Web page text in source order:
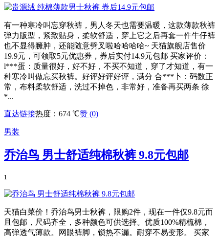
有一种寒冷叫忘穿秋裤，男人冬天也需要温暖，这款薄款秋裤
弹力版型，紧致贴身，柔软舒适，穿上它之后再套一件牛仔裤
也不显得臃肿，还能随意劈叉啦哈哈哈哈~ 天猫旗舰店售价
19.9元，可领取5元优惠券，券后实付14.9元包邮 买家评价：
l***蛋：质量很好，好不好，不买不知道，穿了才知道，有一
种寒冷叫做忘买秋裤。好评好评好评，满分 合***卜：码数正
常，布料柔软舒适，洗过不掉色，非常好，准备再买两条 徐
*...
直达链接热度：674 ℃赞 (0)
男装
乔治鸟 男士舒适纯棉秋裤 9.8元包邮
1
天猫白菜价！乔治鸟男士秋裤，限购2件，现在一件仅9.8元而
且包邮，尺码齐全，多种颜色可供选择。优质100%精梳棉，
高弹透气薄款。网眼裤脚，锁热不漏。耐穿不易变形。 买家